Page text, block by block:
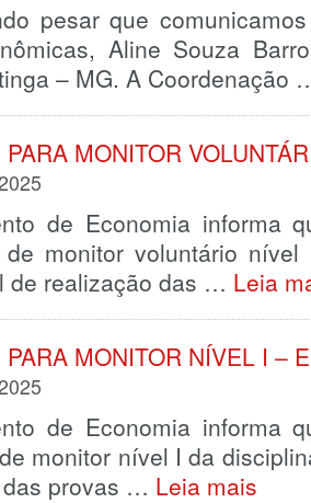
pesar que
Aline Souza
– MG. A Coordenação
MONITOR
de Economia informa
monitor voluntário
de realização das … Leia
MONITOR NÍVEL I –
de Economia informa
monitor nível I da
provas … Leia mais